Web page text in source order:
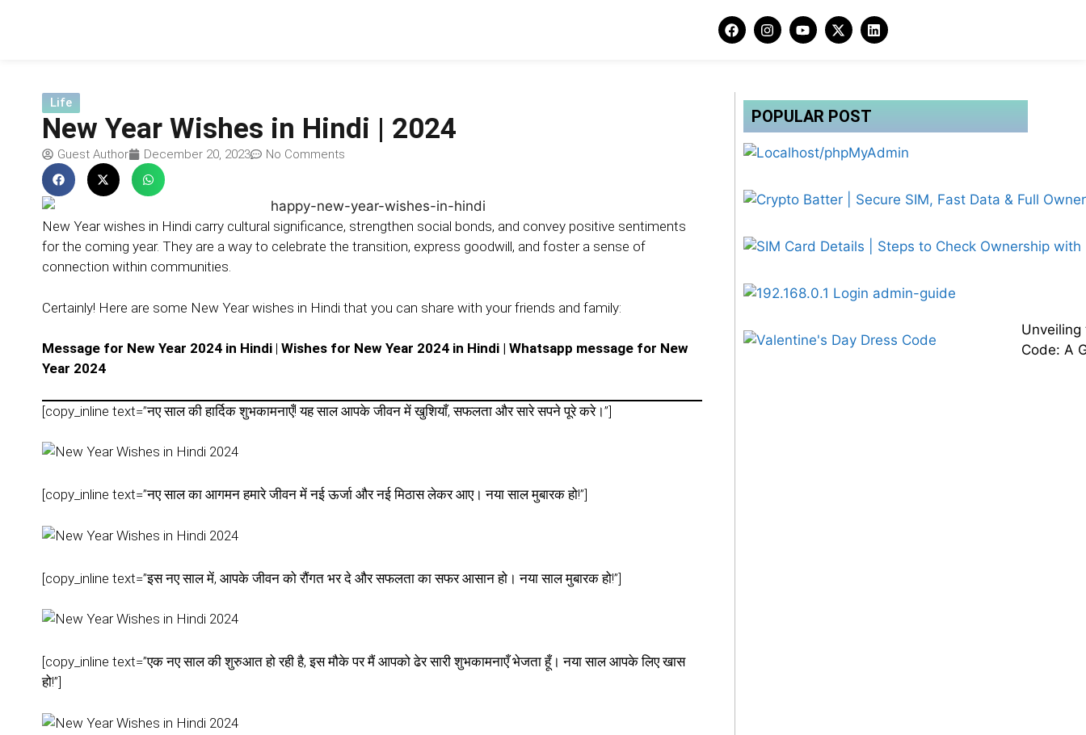
Life
New Year Wishes in Hindi | 2024
Guest Author December 20, 2023 No Comments
New Year wishes in Hindi carry cultural significance, strengthen social bonds, and convey positive sentiments
for the coming year. They are a way to celebrate the transition, express goodwill, and foster a sense of
connection within communities.
Certainly! Here are some New Year wishes in Hindi that you can share with your friends and family:
Message for New Year 2024 in Hindi | Wishes for New Year 2024 in Hindi | Whatsapp message for New
Year 2024
[copy_inline text=”नए साल की हार्दिक शुभकामनाएँ! यह साल आपके जीवन में खुशियाँ, सफलता और सारे सपने पूरे करे।”]
[copy_inline text=”नए साल का आगमन हमारे जीवन में नई ऊर्जा और नई मिठास लेकर आए। नया साल मुबारक हो!”]
[copy_inline text=”इस नए साल में, आपके जीवन को रौंगत भर दे और सफलता का सफर आसान हो। नया साल मुबारक हो!”]
[copy_inline text=”एक नए साल की शुरुआत हो रही है, इस मौके पर मैं आपको ढेर सारी शुभकामनाएँ भेजता हूँ। नया साल आपके लिए खास
हो!”]
POPULAR POST
Code: A